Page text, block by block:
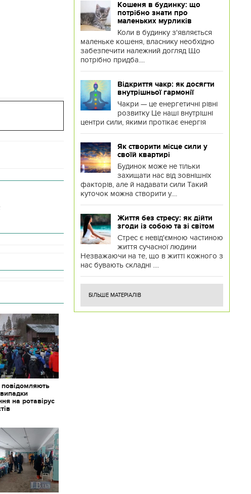
на ротавірус
Кошеня в будинку: що
потрібно знати про
маленьких мурликів
Коли в будинку з'являється
маленьке кошеня, власнику необхідно
забезпечити належний догляд Що
потрібно придба....
Відкриття чакр: як досягти
внутрішньої гармонії
Чакри — це енергетичні рівні
розвитку Це наші внутрішні
центри сили, якими протікає енергія
Як створити місце сили у
своїй квартирі
Будинок може не тільки
захищати нас від зовнішніх
факторів, але й надавати сили Такий
куточок можна створити у....
Життя без стресу: як дійти
згоди із собою та зі світом
Стрес є невід'ємною частиною
життя сучасної людини
Незважаючи на те, що в житті кожного з
нас бувають складні ....
БІЛЬШЕ МАТЕРІАЛІВ